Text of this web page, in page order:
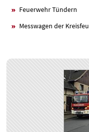
Feuerwehr Tündern
Messwagen der